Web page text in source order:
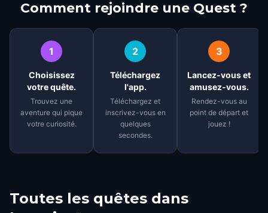
Comment rejoindre une Quest ?
1
Choisissez
votre quête.
Trouvez une
aventure qui pique
votre curiosité.
2
Téléchargez
l'app.
Téléchargez et
inscrivez-vous en
quelques
secondes.
3
Lancez-vous et
amusez-vous.
Rendez-vous au
point de départ et
jouez !
Toutes les quêtes dans